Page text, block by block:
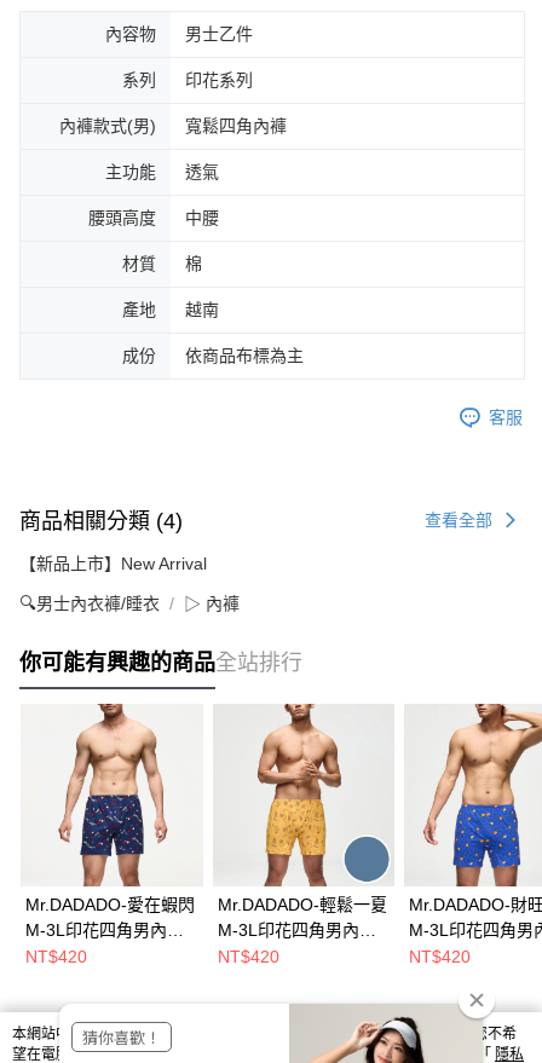
內容物 男士乙件
系列 印花系列
內褲款式(男) 寬鬆四角內褲
主功能 透氣
腰頭高度 中腰
材質 棉
產地 越南
成份 依商品布標為主
客服
商品相關分類 (4) 查看全部
【新品上市】New Arrival
🔍男士內衣褲/睡衣 ▷ 內褲
你可能有興趣的商品全站排行
Mr.DADADO-愛在蝦閃
M-3L印花四角男內褲
(藍色) GHQ621DB
NT$420
Mr.DADADO-輕鬆一夏
M-3L印花四角男內褲
(靛灰藍色)
NT$420
Mr.DADADO-財
M-3L印花四角男
絲光針織棉(藍色)
NT$420
熱門標籤
本網站中使用 cookie，欲查詢有關本網站使用 cookie 方式之詳情，及若您不希
望在電腦上使用 cookie 時應如何變更電腦的 cookie 設定，請參閱本網站「 隱私